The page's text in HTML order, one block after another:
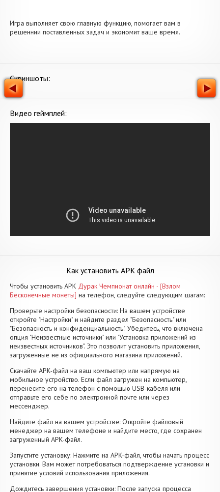
Игра выполняет свою главную функцию, помогает вам в
решеннии поставленных задач и экономит ваше время.
Скриншоты:
Видео геймплей:
Как установить APK файл
Чтобы установить APK Дурак Чемпионат онлайн - [Взлом
Бесконечные монеты] на телефон, следуйте следующим шагам:
Проверьте настройки безопасности: На вашем устройстве
откройте "Настройки" и найдите раздел "Безопасность" или
"Безопасность и конфиденциальность". Убедитесь, что включена
опция "Неизвестные источники" или "Установка приложений из
неизвестных источников". Это позволит установить приложения,
загруженные не из официального магазина приложений.
Скачайте APK-файл на ваш компьютер или напрямую на
мобильное устройство. Если файл загружен на компьютер,
перенесите его на телефон с помощью USB-кабеля или
отправьте его себе по электронной почте или через
мессенджер.
Найдите файл на вашем устройстве: Откройте файловый
менеджер на вашем телефоне и найдите место, где сохранен
загруженный APK-файл.
Запустите установку: Нажмите на APK-файл, чтобы начать процесс
установки. Вам может потребоваться подтверждение установки и
принятие условий использования приложения.
Дождитесь завершения установки: После запуска процесса